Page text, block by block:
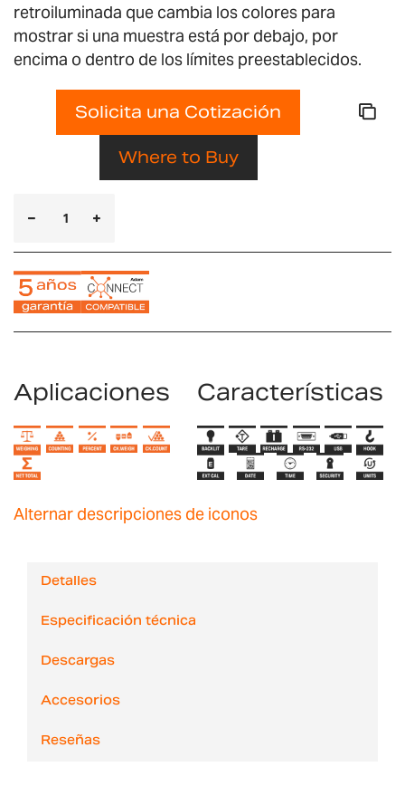
retroiluminada que cambia los colores para
mostrar si una muestra está por debajo, por
encima o dentro de los límites preestablecidos.
Solicita una Cotización
Where to Buy
Aplicaciones Características
Alternar descripciones de iconos
Detalles
Especificación técnica
Descargas
Accesorios
Reseñas